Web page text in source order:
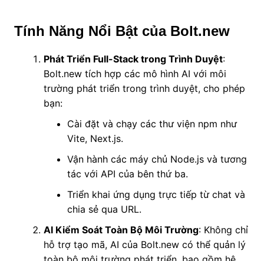
Tính Năng Nổi Bật của Bolt.new
Phát Triển Full-Stack trong Trình Duyệt:
Bolt.new tích hợp các mô hình AI với môi
trường phát triển trong trình duyệt, cho phép
bạn:
Cài đặt và chạy các thư viện npm như
Vite, Next.js.
Vận hành các máy chủ Node.js và tương
tác với API của bên thứ ba.
Triển khai ứng dụng trực tiếp từ chat và
chia sẻ qua URL.
AI Kiểm Soát Toàn Bộ Môi Trường: Không chỉ
hỗ trợ tạo mã, AI của Bolt.new có thể quản lý